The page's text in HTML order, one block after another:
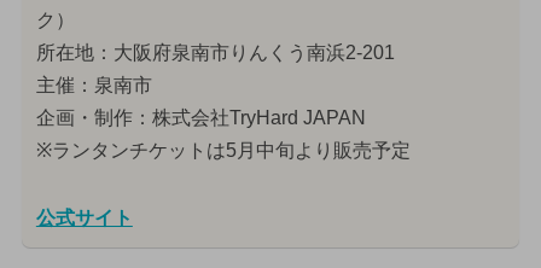
ク）
所在地：大阪府泉南市りんくう南浜2-201
主催：泉南市
企画・制作：株式会社TryHard JAPAN
※ランタンチケットは5月中旬より販売予定
公式サイト